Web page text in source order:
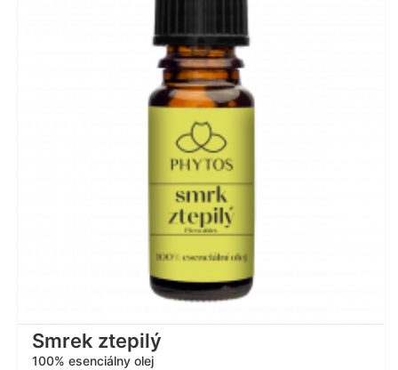
Smrek ztepilý
100% esenciálny olej